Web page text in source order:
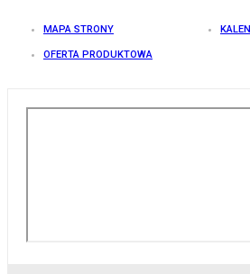
MAPA STRONY
OFERTA PRODUKTOWA